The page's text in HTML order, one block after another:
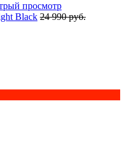
просмотр
Black 24 990 руб.